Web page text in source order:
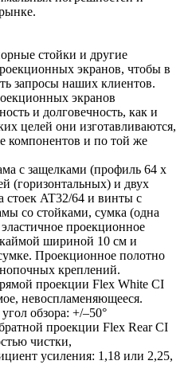
стойки и другие
экранов, чтобы в
запросы наших клиентов.
экранов
и долговечность, как и
целей они изготавливаются,
компонентов и по той же
с защелками (профиль 64 x
(горизонтальных) и двух
стоек AT32/64 и винты с
со стойками, сумка (одна
проекционное
шириной 10 см и
Проекционное полотно
креплений.
проекции Flex White CI
невоспламеняющееся.
обзора: +/–50°
проекции Flex Rear CI
чистки,
усиления: 1,18 или 2,25,